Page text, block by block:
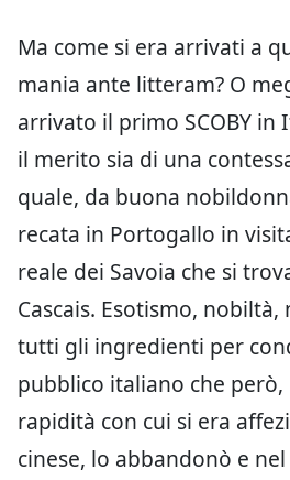
Ma come si era arrivati a
mania ante litteram? O
arrivato il primo SCOBY in
il merito sia di una
quale, da buona
recata in Portogallo in
reale dei Savoia che si
Cascais. Esotismo, nobiltà,
tutti gli ingredienti per
pubblico italiano che però,
rapidità con cui si era
cinese, lo abbandonò e